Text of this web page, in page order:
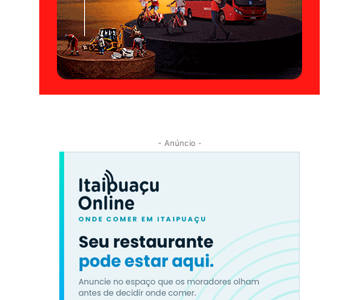
- Anúncio -